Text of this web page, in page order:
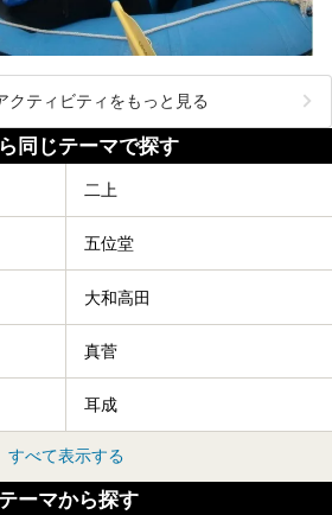
クティビティをもっと見る
同じテーマで探す
二上
五位堂
大和高田
真菅
耳成
すべて表示する
ーマから探す